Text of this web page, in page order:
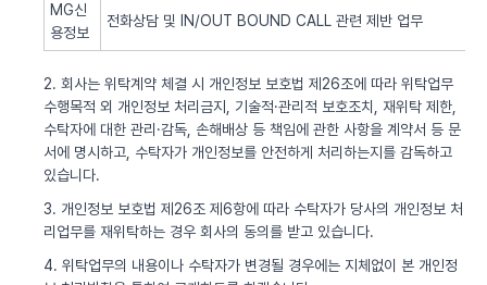
MG신
용정보
전화상담 및 IN/OUT BOUND CALL 관련 제반 업무
2. 회사는 위탁계약 체결 시 개인정보 보호법 제26조에 따라 위탁업무
수행목적 외 개인정보 처리금지, 기술적·관리적 보호조치, 재위탁 제한,
수탁자에 대한 관리·감독, 손해배상 등 책임에 관한 사항을 계약서 등 문
서에 명시하고, 수탁자가 개인정보를 안전하게 처리하는지를 감독하고
있습니다.
3. 개인정보 보호법 제26조 제6항에 따라 수탁자가 당사의 개인정보 처
리업무를 재위탁하는 경우 회사의 동의를 받고 있습니다.
4. 위탁업무의 내용이나 수탁자가 변경될 경우에는 지체없이 본 개인정